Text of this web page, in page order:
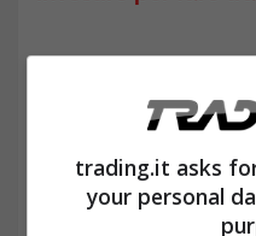
trading.it asks
your personal